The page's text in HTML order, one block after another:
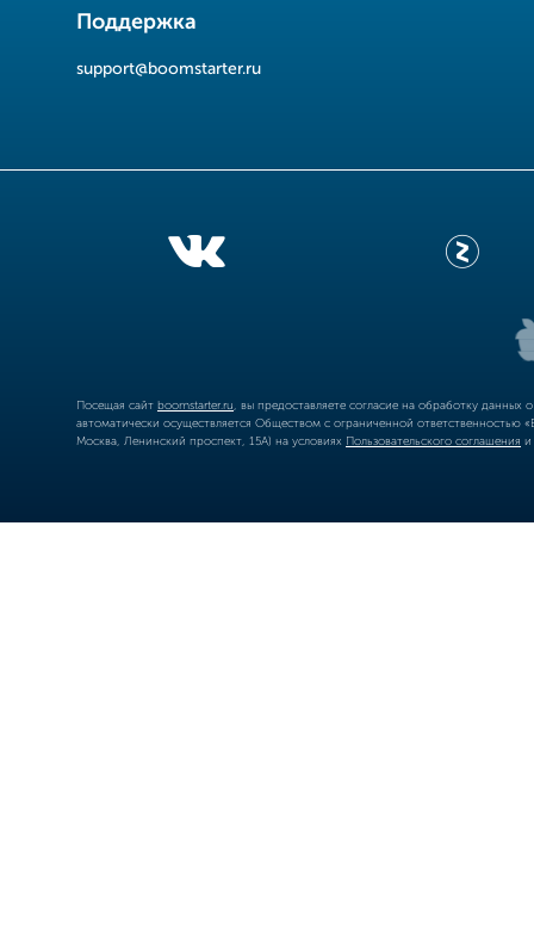
Поддержка
support@boomstarter.ru
Посещая сайт boomstarter.ru , вы предоставляете согласие на обработку
автоматически осуществляется Обществом с ограниченной
Москва, Ленинский проспект, 15А) на условиях Пользовательского соглашения и